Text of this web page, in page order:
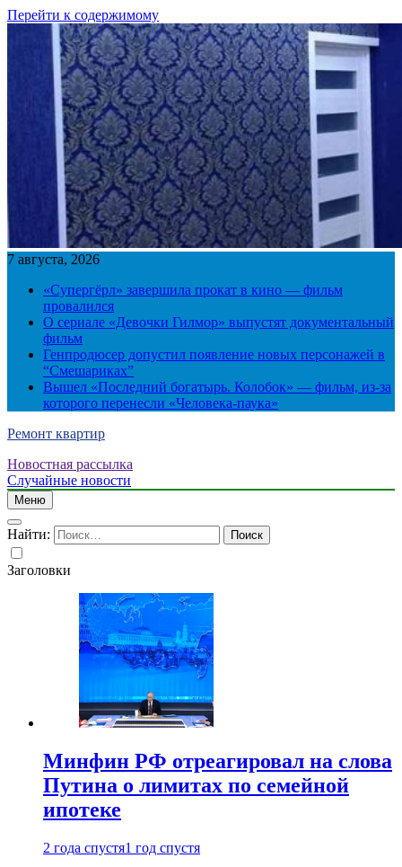
Перейти к содержимому
7 августа, 2026
«Супергёрл» завершила прокат в кино — фильм
провалился
О сериале «Девочки Гилмор» выпустят документальный
фильм
Генпродюсер допустил появление новых персонажей в
“Смешариках”
Вышел «Последний богатырь. Колобок» — фильм, из-за
которого перенесли «Человека-паука»
Ремонт квартир
Новостная рассылка
Случайные новости
Меню
Найти:
Заголовки
Минфин РФ отреагировал на слова
Путина о лимитах по семейной
ипотеке
2 года спустя1 год спустя